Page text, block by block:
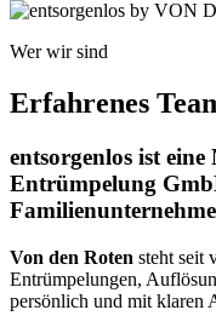
Wer wir sind
Erfahrenes
entsorgenlos ist
Entrümpelung
Von den Roten steht seit
Entrümpelungen,
persönlich und mit klaren